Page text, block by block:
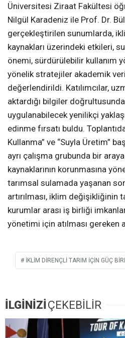
Üniversitesi Ziraat Fakültesi
Nilgül Karadeniz ile Prof. Dr.
gerçekleştirilen sunumlarda,
kaynakları üzerindeki etkileri,
önemi, sürdürülebilir kullanım
yönelik stratejiler akademik
değerlendirildi. Katılımcılar,
aktardığı bilgiler
uygulanabilecek yenilikçi
edinme fırsatı buldu.
Kullanma” ve “Suyla Üretim”
ayrı çalışma grubunda bir
kaynaklarının korunmasına
tarımsal sulamada yaşanan
artırılması, iklim değişikliğinin
kurumlar arası iş birliği
yönetimi için atılması gereken
İKLIM DIRENÇLI TARIM İÇIN GÜÇ
İLGİNİZİÇEKEBİLİR